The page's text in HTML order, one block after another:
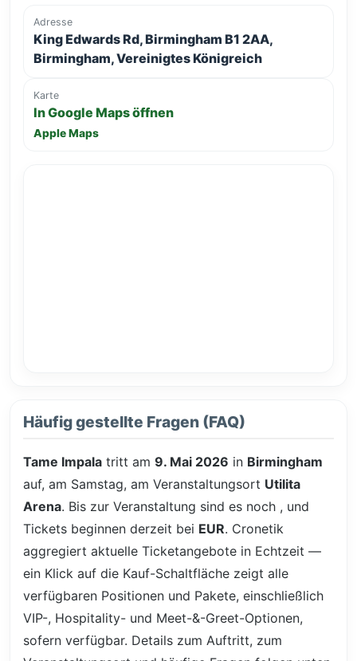
Adresse
King Edwards Rd, Birmingham B1 2AA,
Birmingham, Vereinigtes Königreich
Karte
In Google Maps öffnen
Apple Maps
Häufig gestellte Fragen (FAQ)
Tame Impala tritt am 9. Mai 2026 in Birmingham
auf, am Samstag, am Veranstaltungsort Utilita
Arena. Bis zur Veranstaltung sind es noch , und
Tickets beginnen derzeit bei EUR. Cronetik
aggregiert aktuelle Ticketangebote in Echtzeit —
ein Klick auf die Kauf-Schaltfläche zeigt alle
verfügbaren Positionen und Pakete, einschließlich
VIP-, Hospitality- und Meet-&-Greet-Optionen,
sofern verfügbar. Details zum Auftritt, zum